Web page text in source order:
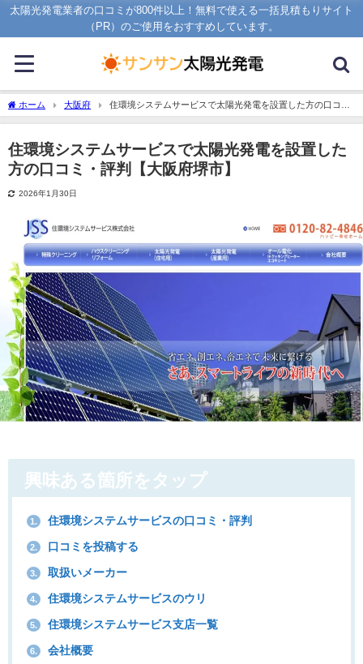
太陽光発電業者の口コミが800件以上！無料で使える一括見積もりサイト
（PR）のご使用をおすすめしています。
ホーム 大阪府
住環境システムサービスで太陽光発電を設置した方の口コ
ミ・評判【大阪府堺市】
住環境システムサービスで太陽光発電を設置した
方の口コミ・評判【大阪府堺市】
2026年1月30日
興味ある箇所をタップ
1. 住環境システムサービスの口コミ・評判
2. 口コミを投稿する
3. 取扱いメーカー
4. 住環境システムサービスのウリ
5. 住環境システムサービス支店一覧
6. 会社概要